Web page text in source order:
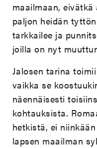
maailmaan,
paljon heidän
tarkkailee ja
joilla on nyt
Jalosen tarina
vaikka se
näennäisesti
kohtauksista.
hetkistä, ei
lapsen maailman